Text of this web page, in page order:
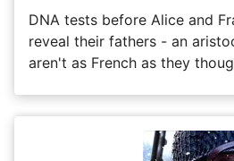
DNA tests before Alice and
reveal their fathers - an
aren't as French as they